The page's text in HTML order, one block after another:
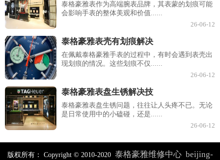
泰格豪雅表作为高端腕表品牌，其表蒙的划痕可能
会影响手表的整体美观和价值......
26-06-12
泰格豪雅表壳有划痕解决
在佩戴泰格豪雅手表的过程中，有时会遇到表壳出
现划痕的情况。这些划痕不仅......
26-06-12
泰格豪雅表盘生锈解决技
泰格豪雅表盘生锈问题，往往让人头疼不已。无论
是日常使用中的小磕碰，还是......
26-06-12
版权所有： Copyright © 2010-2020 泰格豪雅维修中心 beijing-